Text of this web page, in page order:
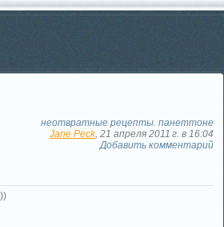
неотвратные рецепты. панеттоне
Jane Peck, 21 апреля 2011 г. в 16:04
Добавить комментарий